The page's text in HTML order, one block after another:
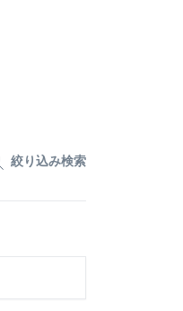
絞り込み検索